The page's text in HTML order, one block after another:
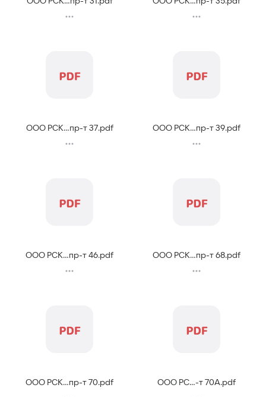
ООО РСК...пр-т 37.pdf ООО РСК...пр-т 39.pdf
ООО РСК...пр-т 46.pdf ООО РСК...пр-т 68.pdf
ООО РСК...пр-т 70.pdf ООО РС...-т 70А.pdf